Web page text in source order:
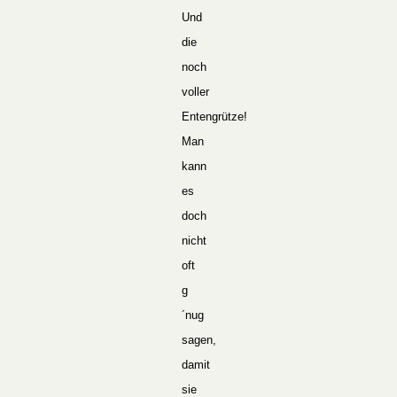
Und
die
noch
voller
Entengrütze!
Man
kann
es
doch
nicht
oft
g
´nug
sagen,
damit
sie